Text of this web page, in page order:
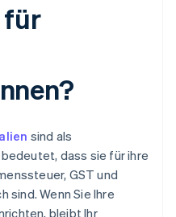
für
sind als
dass sie für ihre
GST und
Wenn Sie Ihre
bleibt Ihr